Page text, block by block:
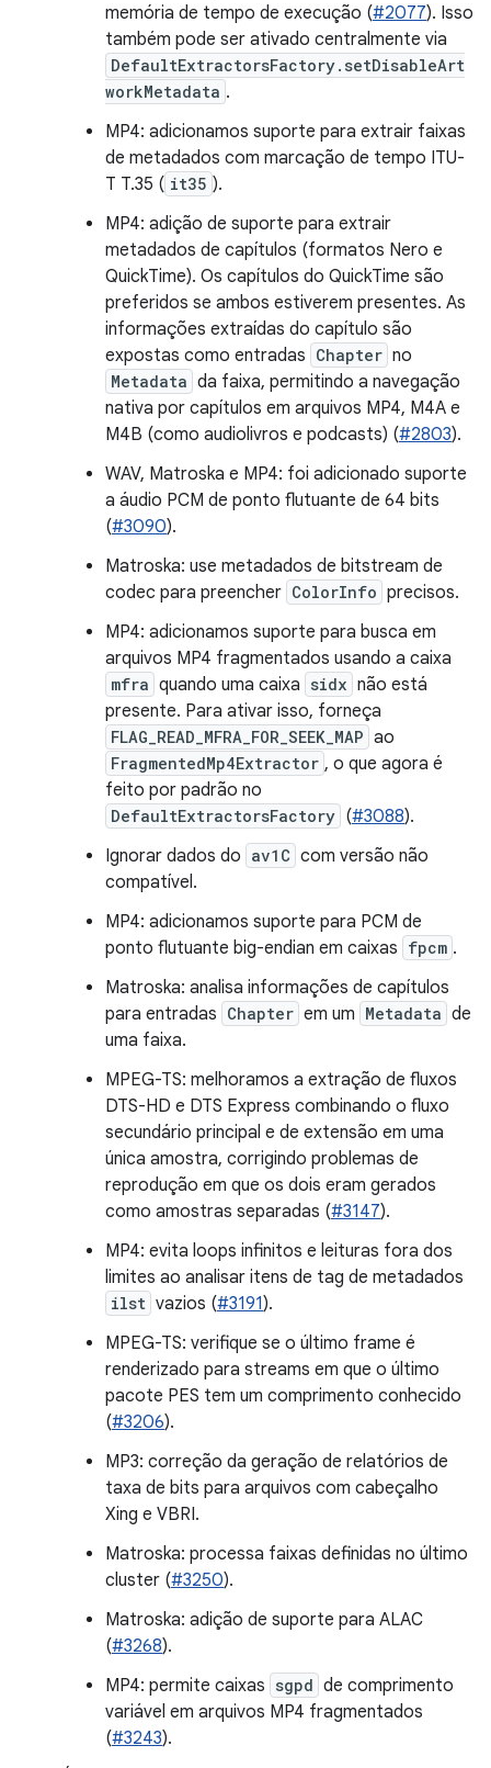
memória de tempo de execução (#2077). Isso
também pode ser ativado centralmente via
DefaultExtractorsFactory.setDisableArt
workMetadata .
MP4: adicionamos suporte para extrair faixas
de metadados com marcação de tempo ITU-
T T.35 ( it35 ).
MP4: adição de suporte para extrair
metadados de capítulos (formatos Nero e
QuickTime). Os capítulos do QuickTime são
preferidos se ambos estiverem presentes. As
informações extraídas do capítulo são
expostas como entradas Chapter no
Metadata da faixa, permitindo a navegação
nativa por capítulos em arquivos MP4, M4A e
M4B (como audiolivros e podcasts) (#2803).
WAV, Matroska e MP4: foi adicionado suporte
a áudio PCM de ponto flutuante de 64 bits
(#3090).
Matroska: use metadados de bitstream de
codec para preencher ColorInfo precisos.
MP4: adicionamos suporte para busca em
arquivos MP4 fragmentados usando a caixa
mfra quando uma caixa sidx não está
presente. Para ativar isso, forneça
FLAG_READ_MFRA_FOR_SEEK_MAP ao
FragmentedMp4Extractor , o que agora é
feito por padrão no
DefaultExtractorsFactory (#3088).
Ignorar dados do av1C com versão não
compatível.
MP4: adicionamos suporte para PCM de
ponto flutuante big-endian em caixas fpcm .
Matroska: analisa informações de capítulos
para entradas Chapter em um Metadata de
uma faixa.
MPEG-TS: melhoramos a extração de fluxos
DTS-HD e DTS Express combinando o fluxo
secundário principal e de extensão em uma
única amostra, corrigindo problemas de
reprodução em que os dois eram gerados
como amostras separadas (#3147).
MP4: evita loops infinitos e leituras fora dos
limites ao analisar itens de tag de metadados
ilst vazios (#3191).
MPEG-TS: verifique se o último frame é
renderizado para streams em que o último
pacote PES tem um comprimento conhecido
(#3206).
MP3: correção da geração de relatórios de
taxa de bits para arquivos com cabeçalho
Xing e VBRI.
Matroska: processa faixas definidas no último
cluster (#3250).
Matroska: adição de suporte para ALAC
(#3268).
MP4: permite caixas sgpd de comprimento
variável em arquivos MP4 fragmentados
(#3243).